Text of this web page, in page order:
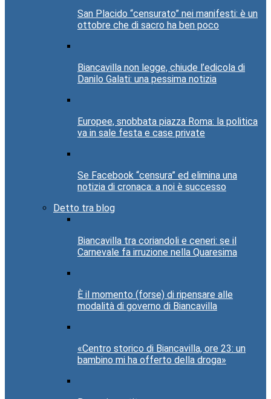
San Placido “censurato” nei manifesti: è un
ottobre che di sacro ha ben poco
Biancavilla non legge, chiude l’edicola di
Danilo Galati: una pessima notizia
Europee, snobbata piazza Roma: la politica
va in sale festa e case private
Se Facebook “censura” ed elimina una
notizia di cronaca: a noi è successo
Detto tra blog
Biancavilla tra coriandoli e ceneri: se il
Carnevale fa irruzione nella Quaresima
È il momento (forse) di ripensare alle
modalità di governo di Biancavilla
«Centro storico di Biancavilla, ore 23: un
bambino mi ha offerto della droga»